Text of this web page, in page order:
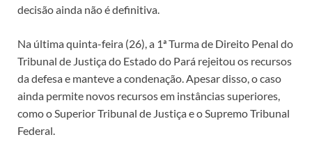
decisão ainda não é definitiva.
Na última quinta-feira (26), a 1ª Turma de Direito Penal do
Tribunal de Justiça do Estado do Pará rejeitou os recursos
da defesa e manteve a condenação. Apesar disso, o caso
ainda permite novos recursos em instâncias superiores,
como o Superior Tribunal de Justiça e o Supremo Tribunal
Federal.